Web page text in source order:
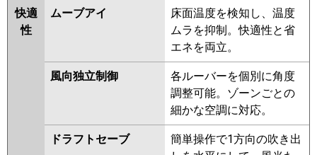
日立 RCI-GP40RSHJ12
三菱重工 FDTV406HK6SA FDTV406HK6SA-
FDTV406HK6SA-osj
FDTV406HK6SA-rak
PA-P40U7SHNCX PA-P40U7SHNC
PA-P40U7SHC
GUSA04013JPXU
GUSA04013JPMUB
RUSA04033JMUB
RUSA04033JMU RUSA04033JXU
RUSA04033JM RUSA04033JX
AUSA04077JX AUSA04077JM
三菱電機 PLZ-ERMP40SHLE5 PLZ-
ERMP40SHE5 PLZ-ERMP40SH5
快適
性
ムーブアイ
床面温度を検知し、温度
ムラを抑制。快適性と省
エネを両立。
風向独立制御
各ルーバーを個別に角度
調整可能。ゾーンごとの
細かな空調に対応。
ドラフトセーブ
簡単操作で1方向の吹き出